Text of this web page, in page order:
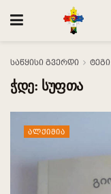
საწყისი გვერდი ტეგი
ჭდე: სუფთა
ᲐᲚᲥᲘᲛᲘᲐ